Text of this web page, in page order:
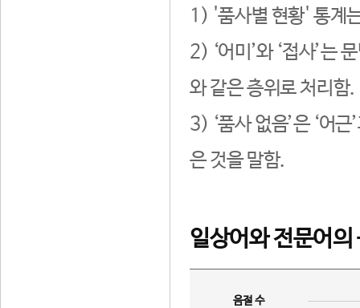
1) '품사별 현황' 통계
2) ‘어미’와 ‘접사’는
와 같은 층위로 처리함.
3) ‘품사 없음’은 ‘어
은 것을 말함.
일상어와 전문어의
음절 수